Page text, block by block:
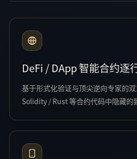
DeFi / DApp 智能合约逐
基于形式化验证与顶尖逆向专家的
Solidity / Rust 等合约代码中隐藏的